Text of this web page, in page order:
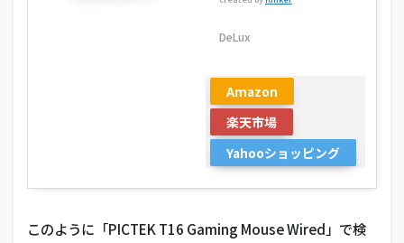
DeLux
Amazon
楽天市場
Yahooショッピング
このように「PICTEK T16 Gaming Mouse Wired」で検